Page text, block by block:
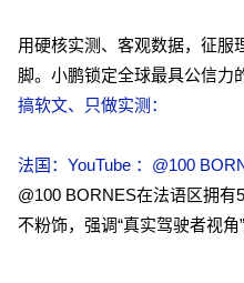
用硬核实测、客观数据，征服
脚。小鹏锁定全球最具公信力
搞软文、只做实测：
法国：YouTube ：@100
@100 BORNES在法语区拥有
不粉饰，强调“真实驾驶者视角”